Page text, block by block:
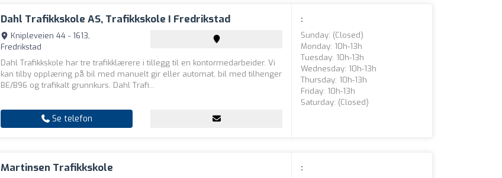
Dahl Trafikkskole AS, Trafikkskole I Fredrikstad
Knipleveien 44 - 1613,
Fredrikstad
Dahl Trafikkskole har tre trafikklærere i tillegg til en kontormedarbeider. Vi
kan tilby opplæring på bil med manuelt gir eller automat, bil med tilhenger
BE/B96 og trafikalt grunnkurs. Dahl Trafi...
Se telefon
:
Sunday: (closed)
Monday: 10h-13h
Tuesday: 10h-13h
Wednesday: 10h-13h
Thursday: 10h-13h
Friday: 10h-13h
Saturday: (closed)
Martinsen Trafikkskole
: